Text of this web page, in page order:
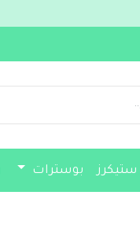
ستيكرز بوسترات